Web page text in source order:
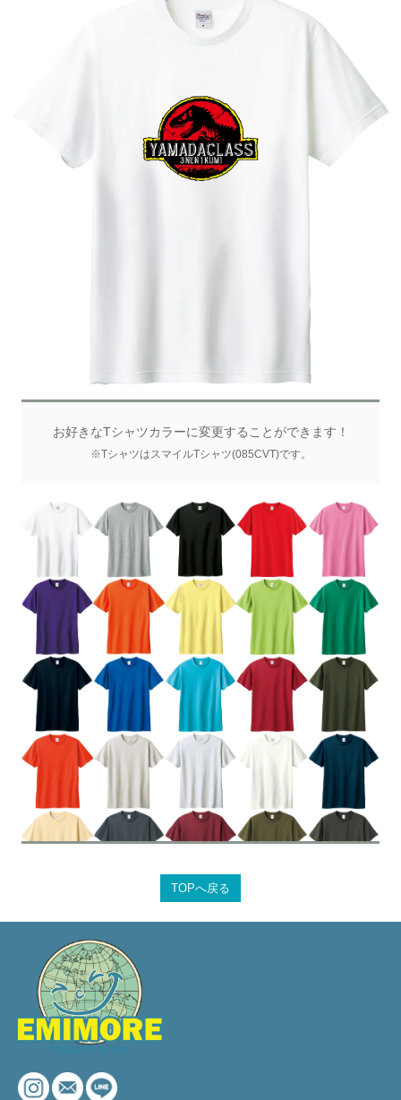
お好きなTシャツカラーに変更することができます！
※TシャツはスマイルTシャツ(085CVT)です。
TOPへ戻る